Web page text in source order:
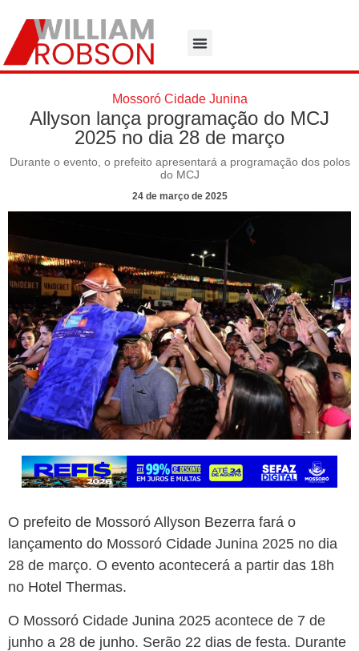
Mossoró Cidade Junina
Allyson lança programação do MCJ
2025 no dia 28 de março
Durante o evento, o prefeito apresentará a programação dos polos
do MCJ
24 de março de 2025
O prefeito de Mossoró Allyson Bezerra fará o
lançamento do Mossoró Cidade Junina 2025 no dia
28 de março. O evento acontecerá a partir das 18h
no Hotel Thermas.
O Mossoró Cidade Junina 2025 acontece de 7 de
junho a 28 de junho. Serão 22 dias de festa. Durante